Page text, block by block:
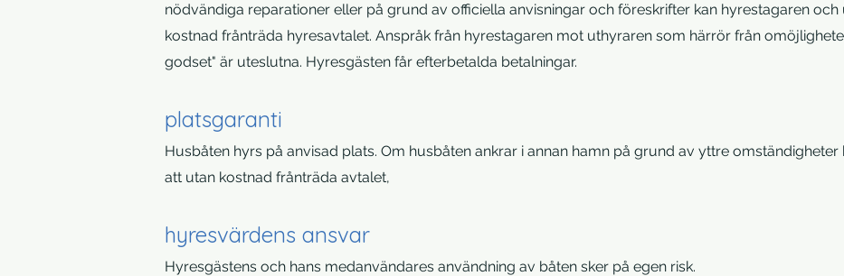
nödvändiga reparationer eller på grund av officiella anvisningar och föreskrifter kan hyrestagaren
kostnad frånträda hyresavtalet. Anspråk från hyrestagaren mot uthyraren som härrör från
godset" är uteslutna. Hyresgästen får efterbetalda betalningar.
platsgaranti
Husbåten hyrs på anvisad plats. Om husbåten ankrar i annan hamn på grund av yttre
att utan kostnad frånträda avtalet,
hyresvärdens ansvar
Hyresgästens och hans medanvändares användning av båten sker på egen risk.